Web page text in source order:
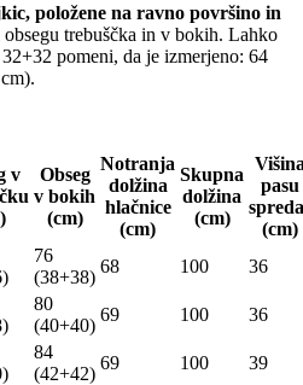
položene na ravno površino in
obsegu trebuščka in v bokih. Lahko
pomeni, da je izmerjeno: 64
v
Obseg
v bokih
(cm)
Notranja
dolžina
hlačnice
(cm)
Skupna
dolžina
(cm)
pasu
(cm)
76
(38+38)
68 100 36
80
(40+40)
69 100 36
84
(42+42)
69 100 39